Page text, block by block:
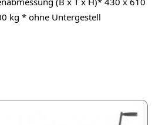
kg * ohne Untergestell